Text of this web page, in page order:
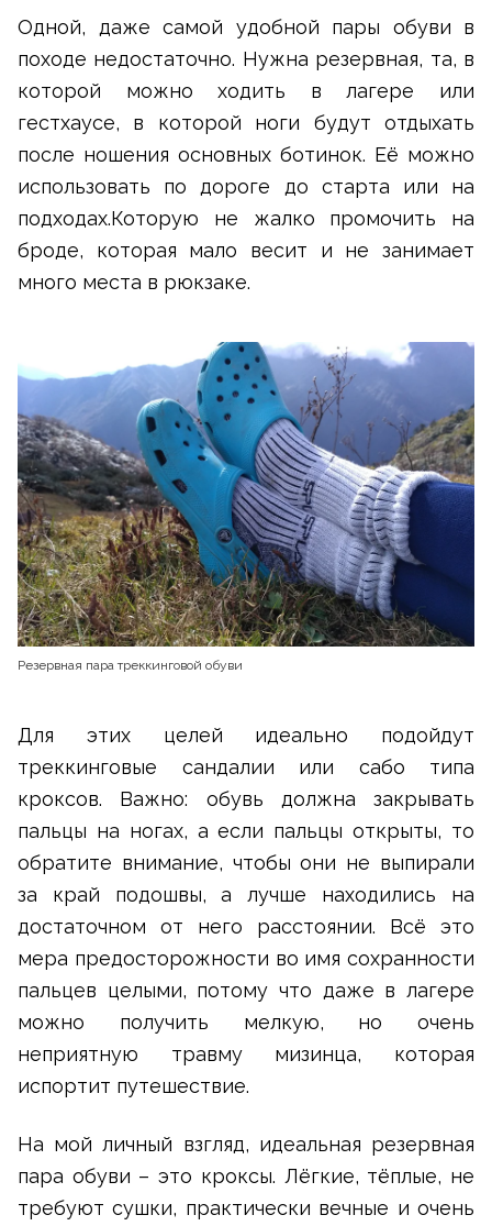
Одной, даже самой удобной пары обуви в
походе недостаточно. Нужна резервная, та, в
которой можно ходить в лагере или
гестхаусе, в которой ноги будут отдыхать
после ношения основных ботинок. Её можно
использовать по дороге до старта или на
подходах.Которую не жалко промочить на
броде, которая мало весит и не занимает
много места в рюкзаке.
Резервная пара треккинговой обуви
Для этих целей идеально подойдут
треккинговые сандалии или сабо типа
кроксов. Важно: обувь должна закрывать
пальцы на ногах, а если пальцы открыты, то
обратите внимание, чтобы они не выпирали
за край подошвы, а лучше находились на
достаточном от него расстоянии. Всё это
мера предосторожности во имя сохранности
пальцев целыми, потому что даже в лагере
можно получить мелкую, но очень
неприятную травму мизинца, которая
испортит путешествие.
На мой личный взгляд, идеальная резервная
пара обуви – это кроксы. Лёгкие, тёплые, не
требуют сушки, практически вечные и очень